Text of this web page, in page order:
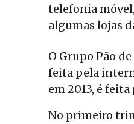
telefonia
algumas lojas
O Grupo Pão
feita pela
em 2013, é
No primeiro